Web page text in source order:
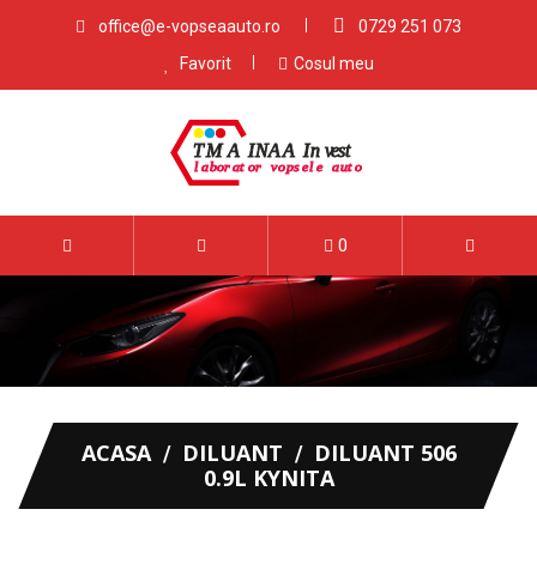
office@e-vopseaauto.ro
0729 251 073
Favorit
Cosul meu
0
ACASA DILUANT
DILUANT 506
0.9L KYNITA